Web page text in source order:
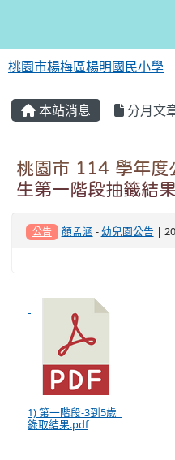
桃園市楊梅區楊明國民小學
本站消息 分月文
桃園市 114 學年度
生第一階段抽籤結果
公告 顏孟涵 -幼兒園公告 |
1) 第一階段-3到5歲_
錄取結果.pdf